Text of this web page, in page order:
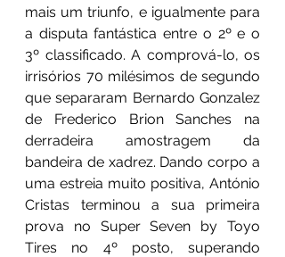
mais um triunfo, e igualmente para
a disputa fantástica entre o 2º e o
3º classificado. A comprová-lo, os
irrisórios 70 milésimos de segundo
que separaram Bernardo Gonzalez
de Frederico Brion Sanches na
derradeira amostragem da
bandeira de xadrez. Dando corpo a
uma estreia muito positiva, António
Cristas terminou a sua primeira
prova no Super Seven by Toyo
Tires no 4º posto, superando